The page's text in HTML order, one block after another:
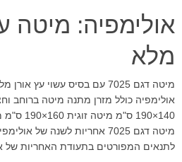
אולימפיה: מיטה
מלא
מיטה דגם 7025 עם בסיס
מיטה דגם 7025 אחריות לשנה של
לתנאים המפורטים בתעודת האחריות של